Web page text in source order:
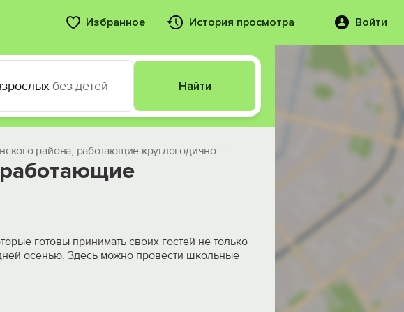
Избранное История просмотра Войти
·без детей Найти
района, работающие круглогодично
готовы принимать своих гостей не только
осенью. Здесь можно провести школьные